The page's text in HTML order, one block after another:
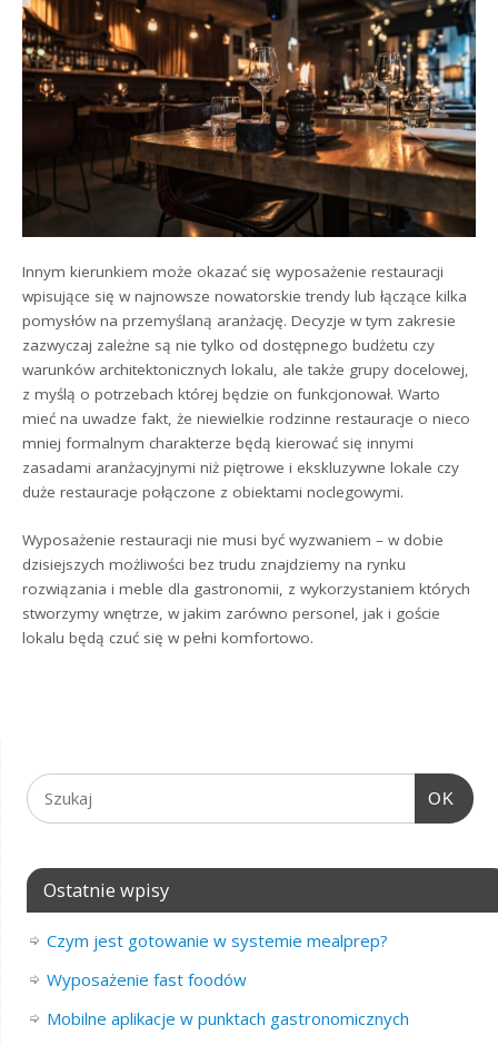
Innym kierunkiem może okazać się wyposażenie restauracji
wpisujące się w najnowsze nowatorskie trendy lub łączące kilka
pomysłów na przemyślaną aranżację. Decyzje w tym zakresie
zazwyczaj zależne są nie tylko od dostępnego budżetu czy
warunków architektonicznych lokalu, ale także grupy docelowej,
z myślą o potrzebach której będzie on funkcjonował. Warto
mieć na uwadze fakt, że niewielkie rodzinne restauracje o nieco
mniej formalnym charakterze będą kierować się innymi
zasadami aranżacyjnymi niż piętrowe i ekskluzywne lokale czy
duże restauracje połączone z obiektami noclegowymi.
Wyposażenie restauracji nie musi być wyzwaniem – w dobie
dzisiejszych możliwości bez trudu znajdziemy na rynku
rozwiązania i meble dla gastronomii, z wykorzystaniem których
stworzymy wnętrze, w jakim zarówno personel, jak i goście
lokalu będą czuć się w pełni komfortowo.
OK
Ostatnie wpisy
Czym jest gotowanie w systemie mealprep?
Wyposażenie fast foodów
Mobilne aplikacje w punktach gastronomicznych